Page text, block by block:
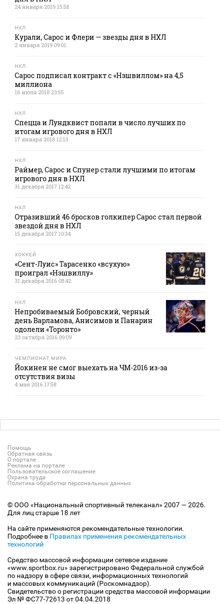
24 января 2019 15:58
НХЛ
Курали, Сарос и Флери — звезды дня в НХЛ
2 января 2019 09:01
НХЛ
Сарос подписал контракт с «Нэшвиллом» на 4,5
миллиона
16 июля 2018 23:55
НХЛ
Спецца и Лундквист попали в число лучших по
итогам игрового дня в НХЛ
17 января 2018 12:13
НХЛ
Раймер, Сарос и Спунер стали лучшими по итогам
игрового дня в НХЛ
31 декабря 2017 12:42
НХЛ
Отразивший 46 бросков голкипер Сарос стал первой
звездой дня в НХЛ
15 декабря 2017 10:34
ХОККЕЙ
«Сент-Луис» Тарасенко «всухую»
проиграл «Нэшвиллу»
31 декабря 2016 08:42
НХЛ
Непробиваемый Бобровский, черный
день Варламова, Анисимов и Панарин
одолели «Торонто»
23 октября 2016 09:09
ЧЕМПИОНАТ МИРА
Йокинен не смог выехать на ЧМ-2016 из-за
отсутствия визы
4 мая 2016 17:58
Помощь
Обратная связь
О портале
Реклама на портале
Пользовательское соглашение
Охрана труда
Политика обработки персональных данных
© ООО «Национальный спортивный телеканал» 2007 — 2026.
Для лиц старше 18 лет
На сайте применяются рекомендательные технологии.
Подробнее в Правилах применения рекомендательных
технологий
Средство массовой информации сетевое издание
«www.sportbox.ru» зарегистрировано Федеральной службой
по надзору в сфере связи, информационных технологий
и массовых коммуникаций (Роскомнадзор).
Свидетельство о регистрации средства массовой информации
Эл № ФС77-72613 от 04.04.2018